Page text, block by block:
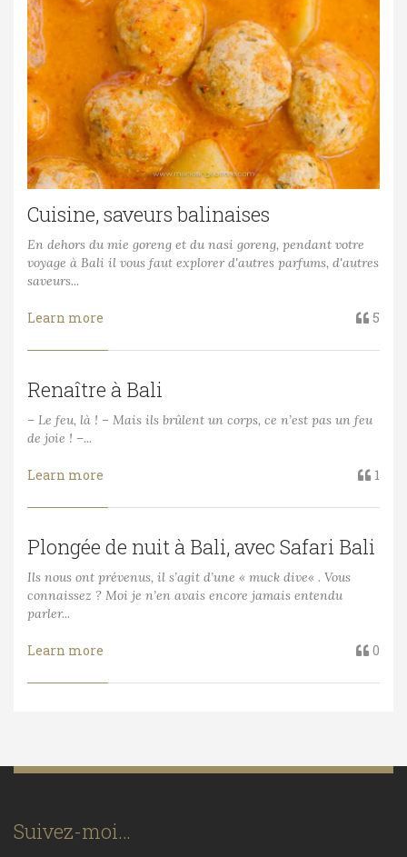
Cuisine, saveurs balinaises
En dehors du mie goreng et du nasi goreng, pendant votre
voyage à Bali il vous faut explorer d'autres parfums, d'autres
saveurs...
Learn more 5
Renaître à Bali
– Le feu, là ! – Mais ils brûlent un corps, ce n’est pas un feu
de joie ! –...
Learn more 1
Plongée de nuit à Bali, avec Safari Bali
Ils nous ont prévenus, il s’agit d’une « muck dive« . Vous
connaissez ? Moi je n’en avais encore jamais entendu
parler...
Learn more 0
Suivez-moi…